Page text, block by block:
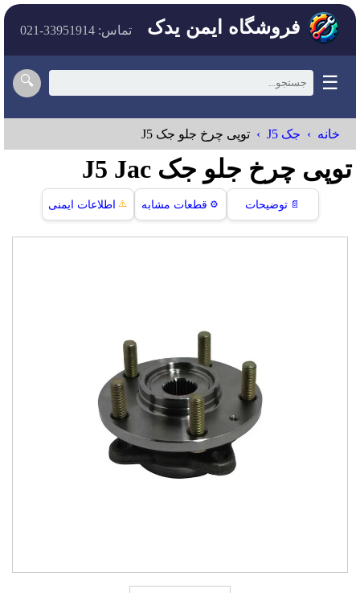
فروشگاه ایمن یدک تماس: 33951914-021
☰
🔍
خانه جک J5 توپی چرخ جلو جک J5
توپی چرخ جلو جک J5 Jac
📄 توضیحات ⚙️ قطعات مشابه ⚠️ اطلاعات ایمنی